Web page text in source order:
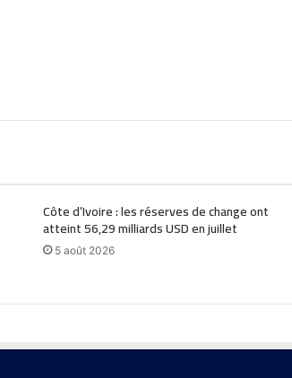
Côte d’Ivoire : les réserves de change ont
atteint 56,29 milliards USD en juillet
5 août 2026